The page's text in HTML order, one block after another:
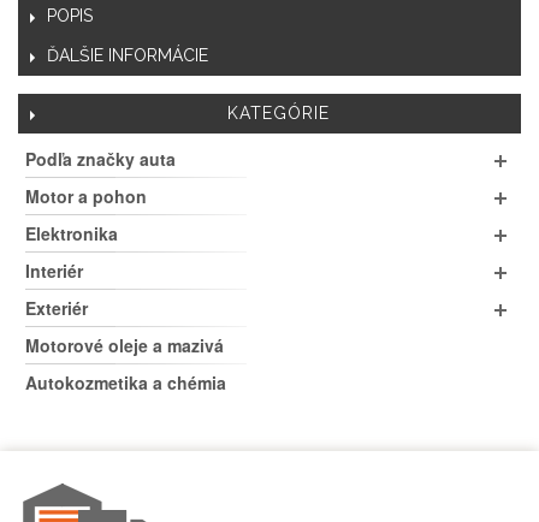
POPIS
ĎALŠIE INFORMÁCIE
KATEGÓRIE
Podľa značky auta
Motor a pohon
Elektronika
Interiér
Exteriér
Motorové oleje a mazivá
Autokozmetika a chémia